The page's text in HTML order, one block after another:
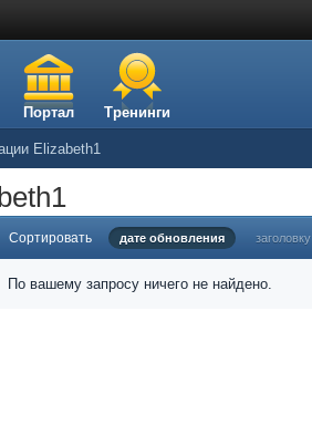
Портал Тренинги
Elizabeth1
Сортировать дате обновления заголовку
По вашему запросу ничего не найдено.